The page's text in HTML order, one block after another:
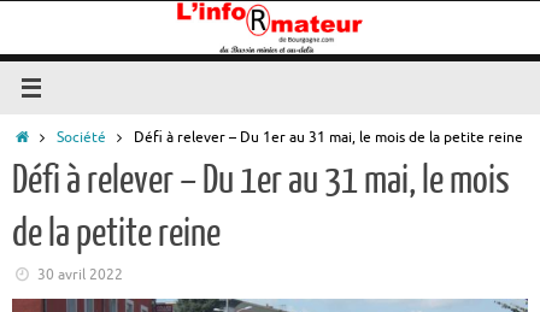
contenu
Accueil
Société Défi à relever – Du 1er au 31 mai, le mois de la petite reine
Défi à relever – Du 1er au 31 mai, le mois
de la petite reine
30 avril 2022